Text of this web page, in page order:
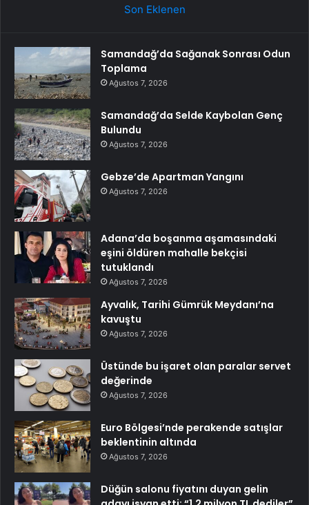
Son Eklenen
Samandağ’da Sağanak Sonrası Odun
Toplama
Ağustos 7, 2026
Samandağ’da Selde Kaybolan Genç
Bulundu
Ağustos 7, 2026
Gebze’de Apartman Yangını
Ağustos 7, 2026
Adana’da boşanma aşamasındaki
eşini öldüren mahalle bekçisi
tutuklandı
Ağustos 7, 2026
Ayvalık, Tarihi Gümrük Meydanı’na
kavuştu
Ağustos 7, 2026
Üstünde bu işaret olan paralar servet
değerinde
Ağustos 7, 2026
Euro Bölgesi’nde perakende satışlar
beklentinin altında
Ağustos 7, 2026
Düğün salonu fiyatını duyan gelin